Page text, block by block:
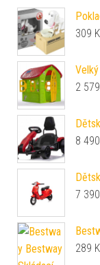
309
2 579
8 490
7 390
289